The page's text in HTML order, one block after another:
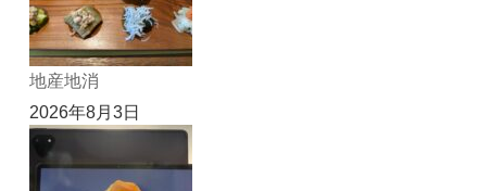
地産地消
2026年8月3日